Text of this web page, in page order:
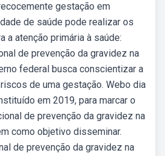
gestação em
de saúde pode realizar os
a atenção primária à saúde:
de prevenção da gravidez na
federal busca conscientizar a
de uma gestação. Webo dia
em 2019, para marcar o
de prevenção da gravidez na
como objetivo disseminar.
de prevenção da gravidez na